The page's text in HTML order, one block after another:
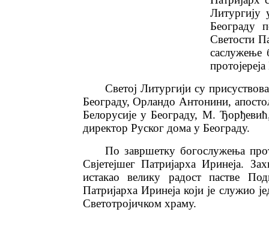
Литургију
Београду
Светости
саслужење
Светој Литургији су
Београду, Орландо Антонини,
Белорусије у Београду, М.
директор Руског дома у Београду.
По завршетку богослужења
Свјетејшег Патријарха Иринеја.
истакао велику радост пастве
Патријарха Иринеја који је служио
Светотројичком храму.